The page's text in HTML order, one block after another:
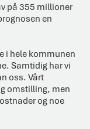
på 355 millioner
en
i hele kommunen
Samtidig har vi
oss. Vårt
omstilling, men
og noe